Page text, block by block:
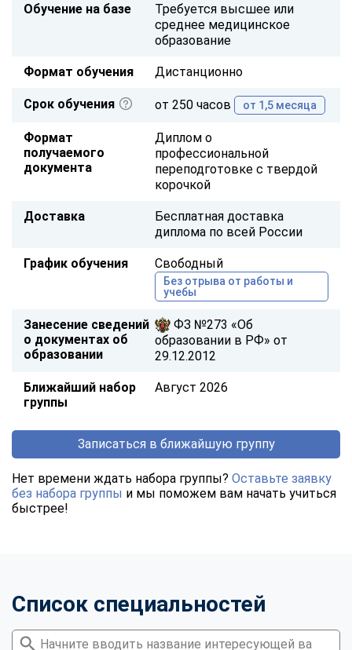
Обучение на базе
Требуется высшее или
среднее медицинское
образование
Формат обучения Дистанционно
Срок обучения от 250 часов от 1,5 месяца
Формат
получаемого
документа
Диплом о
профессиональной
переподготовке с твердой
корочкой
Доставка
Бесплатная доставка
диплома по всей России
График обучения Свободный
Без отрыва от работы и
учебы
Занесение сведений
о документах об
образовании
ФЗ №273 «Об
образовании в РФ» от
29.12.2012
Ближайший набор
группы
Август 2026
Записаться в ближайшую группу
Нет времени ждать набора группы? Оставьте заявку
без набора группы и мы поможем вам начать учиться
быстрее!
Список специальностей